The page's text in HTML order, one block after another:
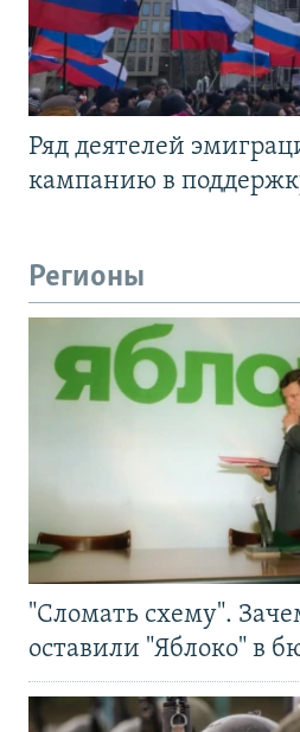
Ряд деятелей
кампанию в
Регионы
"Сломать схему".
оставили "Яблоко" в